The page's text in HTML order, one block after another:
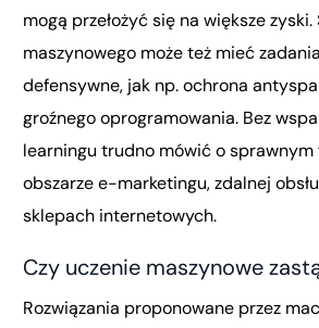
mogą przełożyć się na większe
maszynowego może też mieć
defensywne, jak np. ochrona
groźnego oprogramowania. Bez
learningu trudno mówić o sprawnym
obszarze e-marketingu, zdalnej
sklepach internetowych.
Czy uczenie maszynowe
Rozwiązania proponowane przez